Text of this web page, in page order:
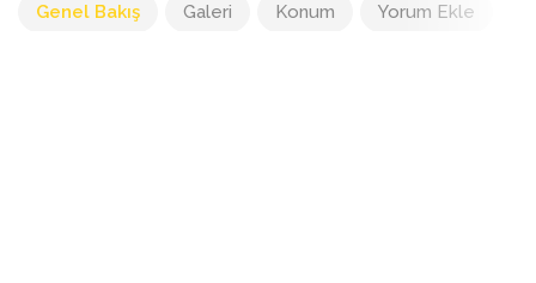
Genel Bakış Galeri Konum Yorum Ekle